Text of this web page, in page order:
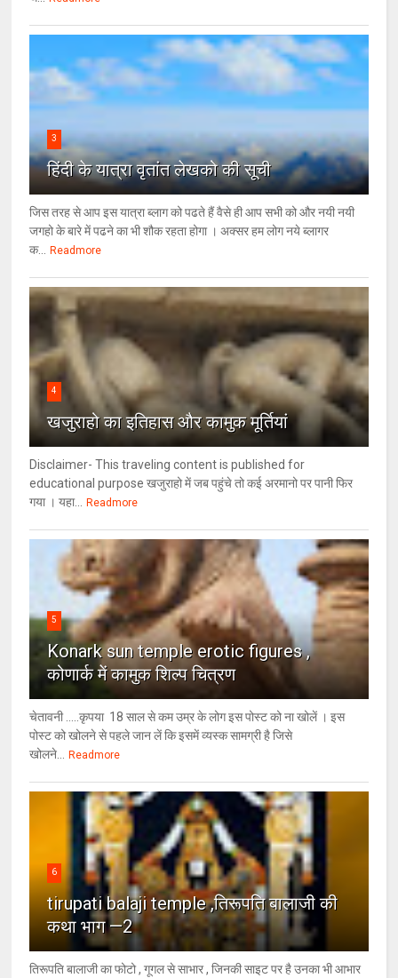
3
हिंदी के यात्रा वृतांत लेखको की सूची
जिस तरह से आप इस यात्रा ब्लाग को पढते हैं वैसे ही आप सभी को और नयी नयी
जगहो के बारे में पढने का भी शौक रहता होगा । अक्सर हम लोग नये ब्लागर
क...
Readmore
4
खजुराहो का इतिहास और कामुक मूर्तियां
Disclaimer- This traveling content is published for
educational purpose खजुराहो में जब पहुंचे तो कई अरमानो पर पानी फिर
गया । यहा...
Readmore
5
Konark sun temple erotic figures ,
कोणार्क में कामुक शिल्प चित्रण
चेतावनी .....कृपया 18 साल से कम उम्र के लोग इस पोस्ट को ना खोलें । इस
पोस्ट को खोलने से पहले जान लें कि इसमें व्यस्क सामग्री है जिसे
खोलने...
Readmore
6
tirupati balaji temple ,तिरूपति बालाजी की
कथा भाग —2
तिरूपति बालाजी का फोटो , गूगल से साभार , ​जिनकी साइट पर है उनका भी आभार